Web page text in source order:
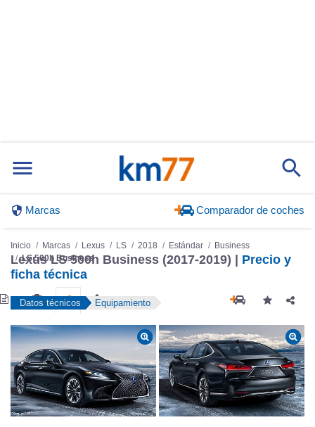
Marcas Comparador de coches
Inicio Marcas Lexus LS 2018 Estándar
Business
LS 500h Business
Lexus LS 500h Business (2017-2019) | Precio y
ficha técnica
Datos técnicos Equipamiento